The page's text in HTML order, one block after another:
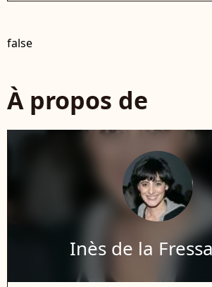
false
À propos de
Inès de la